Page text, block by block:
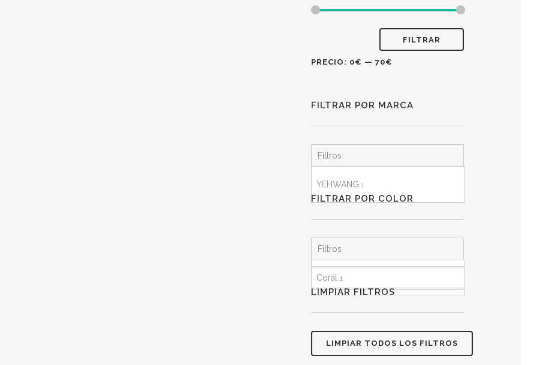
FILTRAR
PRECIO: 0€ — 70€
FILTRAR POR MARCA
Filtros
YEHWANG 1
FILTRAR POR COLOR
Filtros
Coral 1
LIMPIAR FILTROS
LIMPIAR TODOS LOS FILTROS